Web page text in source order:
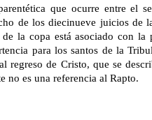
que ocurre entre el
de los diecinueve juicios de
la copa está asociado con la
para los santos de la
regreso de Cristo, que se
no es una referencia al Rapto.